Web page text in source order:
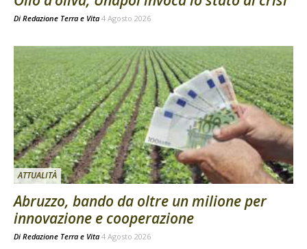
Di Redazione Terra e Vita 4 Agosto 2026
ATTUALITÀ
Abruzzo, bando da oltre un milione per
innovazione e cooperazione
Di Redazione Terra e Vita 4 Agosto 2026